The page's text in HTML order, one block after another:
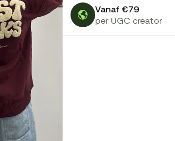
Vanaf €79
per UGC creator